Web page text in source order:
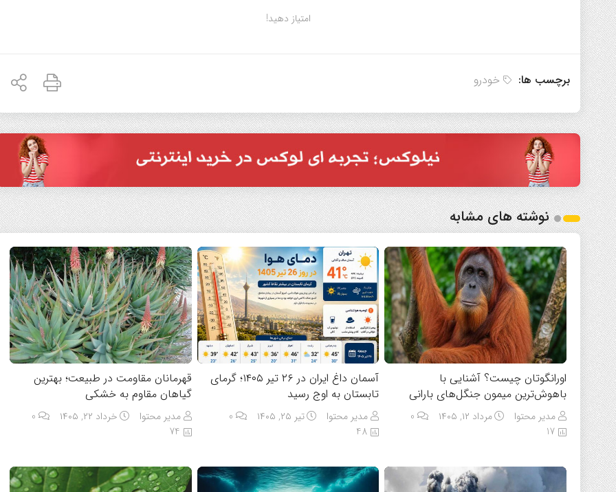
امتیاز دهید!
برچسب ها: خودرو
نوشته های مشابه
اورانگوتان چیست؟ آشنایی با
باهوش‌ترین میمون جنگل‌های بارانی
مدیر محتوا مرداد ۱۲, ۱۴۰۵
17
آسمان داغ ایران در ۲۶ تیر ۱۴۰۵؛ گرمای
تابستان به اوج رسید
مدیر محتوا تیر ۲۵, ۱۴۰۵
0
48
قهرمانان مقاومت در طبیعت؛ بهترین
گیاهان مقاوم به خشکی
مدیر محتوا خرداد ۲۲, ۱۴۰۵
74